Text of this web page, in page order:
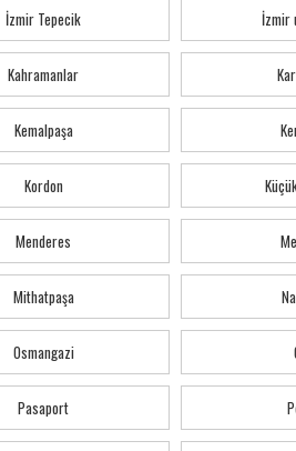
İzmir Tepecik İzmir
Kahramanlar
Kemalpaşa
Kordon
Menderes
Mithatpaşa
Osmangazi
Pasaport